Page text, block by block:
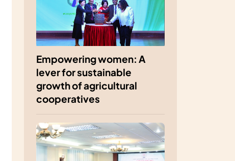
Empowering women: A
lever for sustainable
growth of agricultural
cooperatives